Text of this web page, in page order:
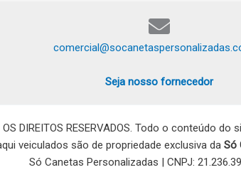
Seja nosso fornecedor
OS DIREITOS RESERVADOS. Todo o conteúdo
veiculados são de propriedade exclusiva da Só
Só Canetas Personalizadas | CNPJ: